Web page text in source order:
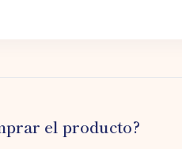
el producto?